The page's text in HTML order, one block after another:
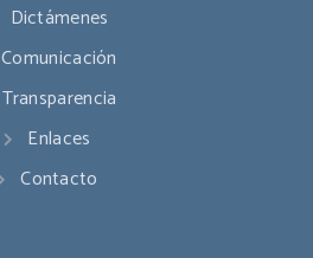
Dictámenes
Comunicación
Transparencia
Enlaces
Contacto